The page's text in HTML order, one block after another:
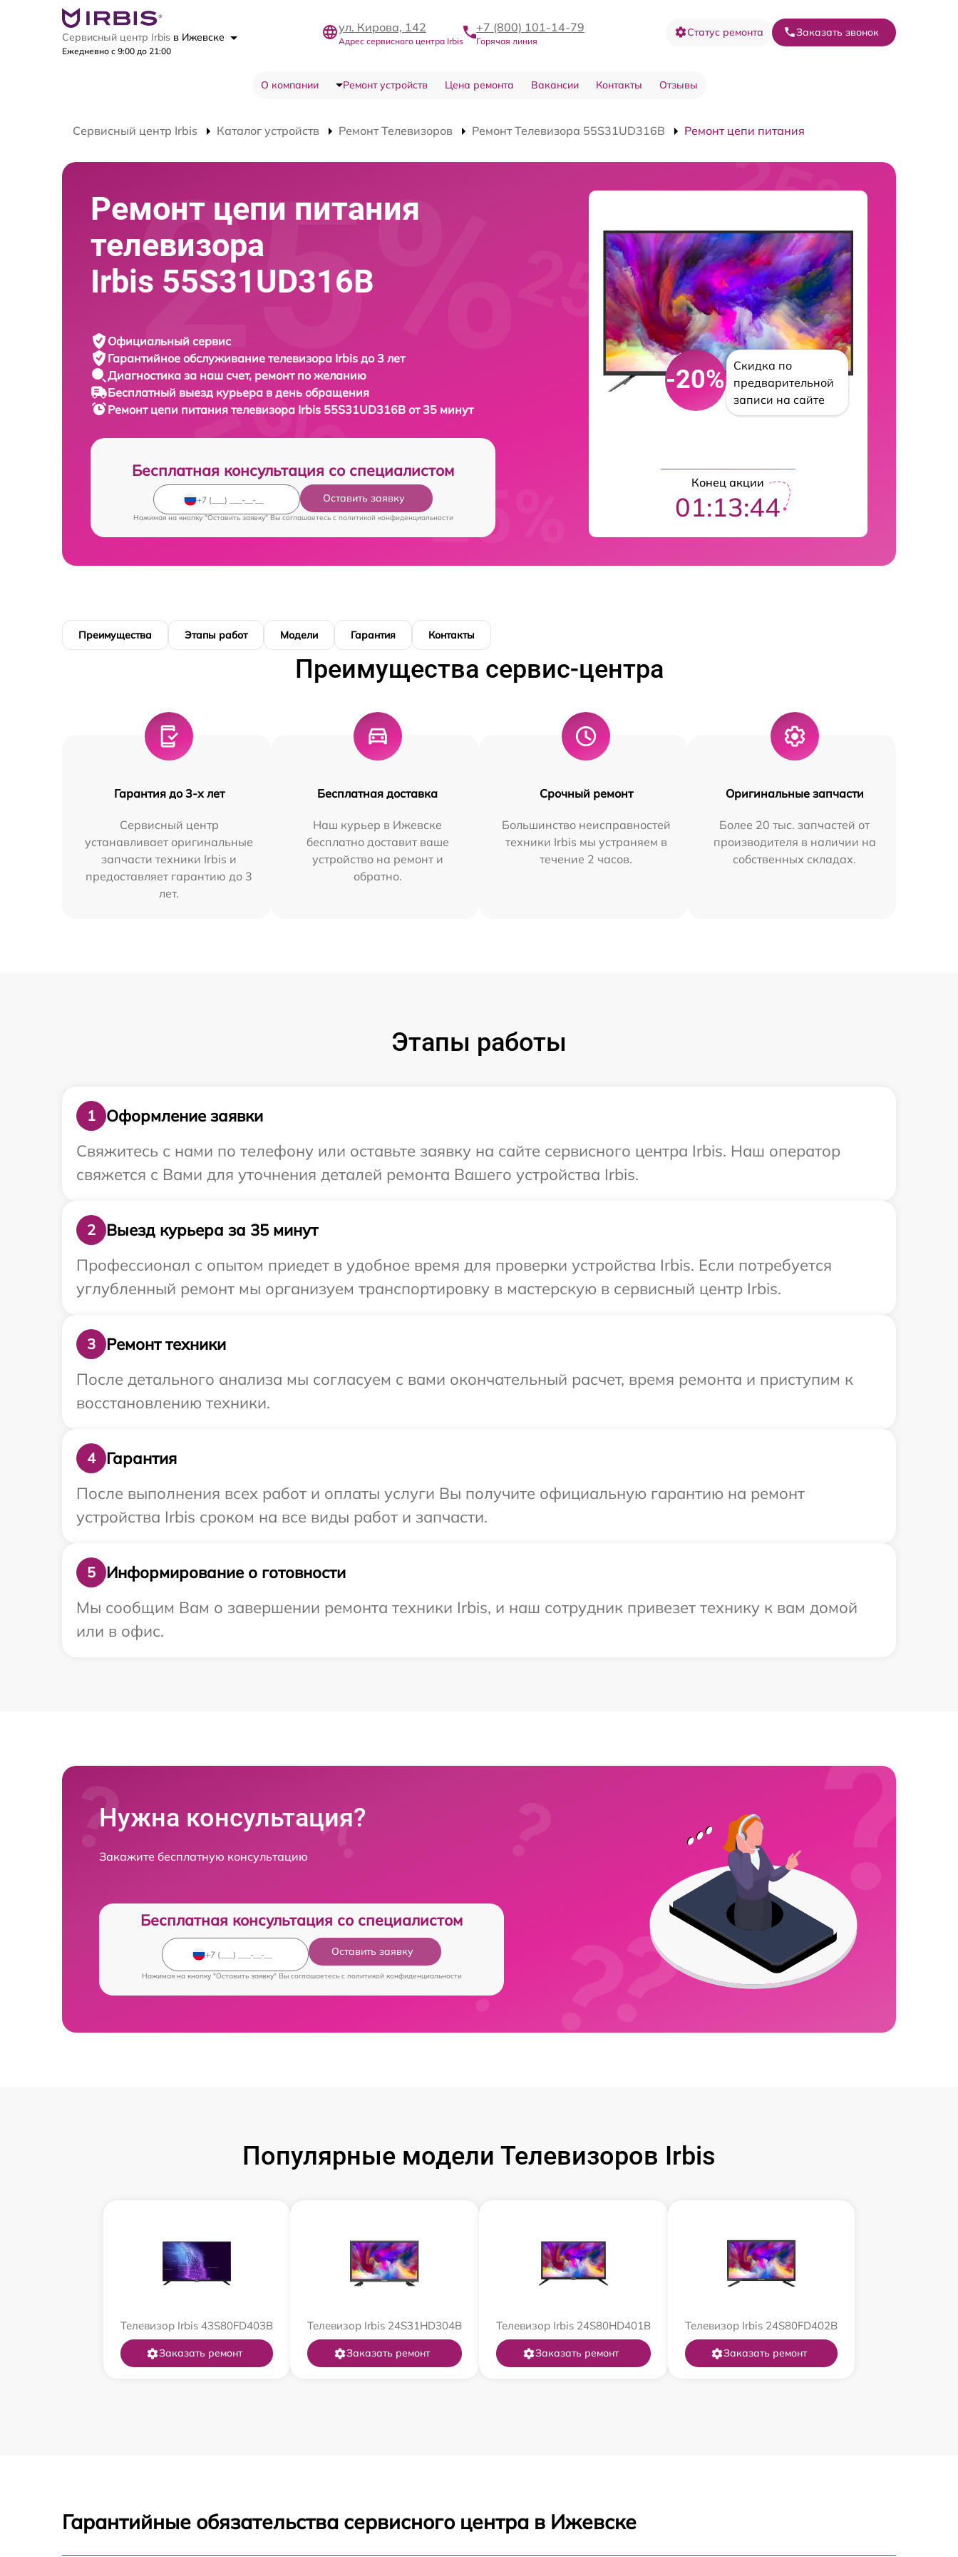
Сервисный центр Irbis в Ижевске
Ежедневно с 9:00 до 21:00
ул. Кирова, 142
Адрес сервисного центра Irbis
+7 (800) 101-14-79
Горячая линия
Статус ремонта Заказать звонок
О компании Ремонт устройств Цена ремонта Вакансии Контакты Отзывы
Сервисный центр Irbis Каталог устройств Ремонт Телевизоров Ремонт Телевизора 55S31UD316B Ремонт цепи питания
Ремонт цепи питания
телевизора
Irbis 55S31UD316B
Официальный сервис
Гарантийное обслуживание телевизора Irbis до 3 лет
Диагностика за наш счет, ремонт по желанию
Бесплатный выезд курьера в день обращения
Ремонт цепи питания телевизора Irbis 55S31UD316B от 35 минут
Бесплатная консультация со специалистом
Оставить заявку
Нажимая на кнопку "Оставить заявку" Вы соглашаетесь c политикой конфиденциальности
-20%
Скидка по
предварительной
записи на сайте
Конец акции
01:13:43
Преимущества Этапы работ Модели Гарантия Контакты
Преимущества сервис-центра
Гарантия до 3-х лет
Сервисный центр
устанавливает оригинальные
запчасти техники Irbis и
предоставляет гарантию до 3
лет.
Бесплатная доставка
Наш курьер в Ижевске
бесплатно доставит ваше
устройство на ремонт и
обратно.
Срочный ремонт
Большинство неисправностей
техники Irbis мы устраняем в
течение 2 часов.
Оригинальные запчасти
Более 20 тыс. запчастей от
производителя в наличии на
собственных складах.
Этапы работы
1
Оформление заявки
Свяжитесь с нами по телефону или оставьте заявку на сайте сервисного центра Irbis. Наш оператор
свяжется с Вами для уточнения деталей ремонта Вашего устройства Irbis.
2
Выезд курьера за 35 минут
Профессионал с опытом приедет в удобное время для проверки устройства Irbis. Если потребуется
углубленный ремонт мы организуем транспортировку в мастерскую в сервисный центр Irbis.
3
Ремонт техники
После детального анализа мы согласуем с вами окончательный расчет, время ремонта и приступим к
восстановлению техники.
4
Гарантия
После выполнения всех работ и оплаты услуги Вы получите официальную гарантию на ремонт
устройства Irbis сроком на все виды работ и запчасти.
5
Информирование о готовности
Мы сообщим Вам о завершении ремонта техники Irbis, и наш сотрудник привезет технику к вам домой
или в офис.
Нужна консультация?
Закажите бесплатную консультацию
Бесплатная консультация со специалистом
Оставить заявку
Нажимая на кнопку "Оставить заявку" Вы соглашаетесь c политикой конфиденциальности
Популярные модели Телевизоров Irbis
Телевизор Irbis 43S80FD403B
Заказать ремонт
Телевизор Irbis 24S31HD304B
Заказать ремонт
Телевизор Irbis 24S80HD401B
Заказать ремонт
Телевизор Irbis 24S80FD402B
Заказать ремонт
Гарантийные обязательства сервисного центра в Ижевске